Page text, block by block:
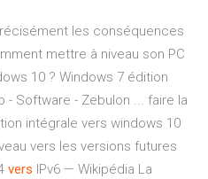
les conséquences
mettre à niveau son PC
10 ? Windows 7 édition
- Software - Zebulon ... faire la
intégrale vers windows 10
vers les versions futures
vers IPv6 — Wikipédia La